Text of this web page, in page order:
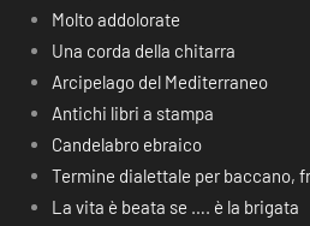
Molto addolorate
Una corda della chitarra
Arcipelago del Mediterraneo
Antichi libri a stampa
Candelabro ebraico
Termine dialettale per baccano,
La vita è beata se …. è la brigata